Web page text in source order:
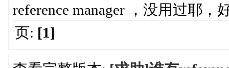
reference manager ，没用过耶
页: [1]